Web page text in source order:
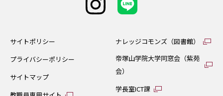
サイトポリシー
プライバシーポリシー
サイトマップ
ナレッジコモンズ（図書館）
帝塚山学院大学同窓会（紫苑
会）
学長室ICT課